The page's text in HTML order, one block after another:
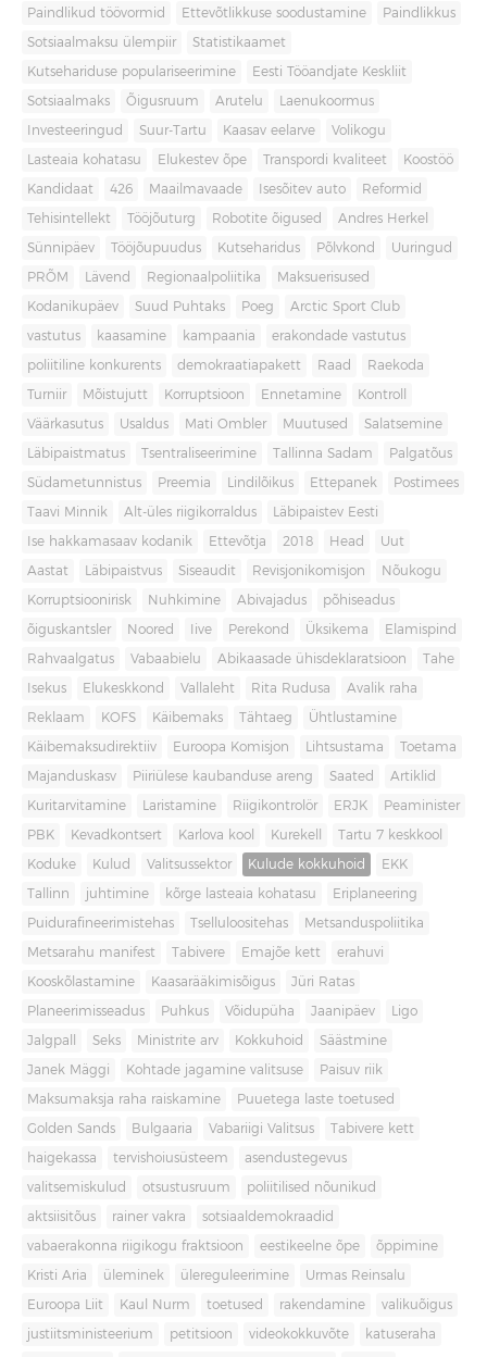
Paindlikud töövormid Ettevõtlikkuse soodustamine Paindlikkus
Sotsiaalmaksu ülempiir Statistikaamet
Kutsehariduse populariseerimine Eesti Tööandjate Keskliit
Sotsiaalmaks Õigusruum Arutelu Laenukoormus
Investeeringud Suur-Tartu Kaasav eelarve Volikogu
Lasteaia kohatasu Elukestev õpe Transpordi kvaliteet Koostöö
Kandidaat 426 Maailmavaade Isesõitev auto Reformid
Tehisintellekt Tööjõuturg Robotite õigused Andres Herkel
Sünnipäev Tööjõupuudus Kutseharidus Põlvkond Uuringud
PRÕM Lävend Regionaalpoliitika Maksuerisused
Kodanikupäev Suud Puhtaks Poeg Arctic Sport Club
vastutus kaasamine kampaania erakondade vastutus
poliitiline konkurents demokraatiapakett Raad Raekoda
Turniir Mõistujutt Korruptsioon Ennetamine Kontroll
Väärkasutus Usaldus Mati Ombler Muutused Salatsemine
Läbipaistmatus Tsentraliseerimine Tallinna Sadam Palgatõus
Südametunnistus Preemia Lindilõikus Ettepanek Postimees
Taavi Minnik Alt-üles riigikorraldus Läbipaistev Eesti
Ise hakkamasaav kodanik Ettevõtja 2018 Head Uut
Aastat Läbipaistvus Siseaudit Revisjonikomisjon Nõukogu
Korruptsioonirisk Nuhkimine Abivajadus põhiseadus
õiguskantsler Noored Iive Perekond Üksikema Elamispind
Rahvaalgatus Vabaabielu Abikaasade ühisdeklaratsioon Tahe
Isekus Elukeskkond Vallaleht Rita Rudusa Avalik raha
Reklaam KOFS Käibemaks Tähtaeg Ühtlustamine
Käibemaksudirektiiv Euroopa Komisjon Lihtsustama Toetama
Majanduskasv Piiriülese kaubanduse areng Saated Artiklid
Kuritarvitamine Laristamine Riigikontrolör ERJK Peaminister
PBK Kevadkontsert Karlova kool Kurekell Tartu 7 keskkool
Koduke Kulud Valitsussektor Kulude kokkuhoid EKK
Tallinn juhtimine kõrge lasteaia kohatasu Eriplaneering
Puidurafineerimistehas Tselluloositehas Metsanduspoliitika
Metsarahu manifest Tabivere Emajõe kett erahuvi
Kooskõlastamine Kaasarääkimisõigus Jüri Ratas
Planeerimisseadus Puhkus Võidupüha Jaanipäev Ligo
Jalgpall Seks Ministrite arv Kokkuhoid Säästmine
Janek Mäggi Kohtade jagamine valitsuse Paisuv riik
Maksumaksja raha raiskamine Puuetega laste toetused
Golden Sands Bulgaaria Vabariigi Valitsus Tabivere kett
haigekassa tervishoiusüsteem asendustegevus
valitsemiskulud otsustusruum poliitilised nõunikud
aktsiisitõus rainer vakra sotsiaaldemokraadid
vabaerakonna riigikogu fraktsioon eestikeelne õpe õppimine
Kristi Aria üleminek ülereguleerimine Urmas Reinsalu
Euroopa Liit Kaul Nurm toetused rakendamine valikuõigus
justiitsministeerium petitsioon videokokkuvõte katuseraha